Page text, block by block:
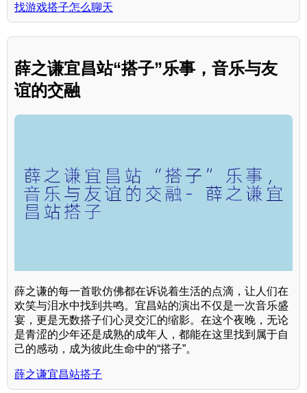
找游戏搭子怎么聊天
薛之谦宜昌站“搭子”乐事，音乐与友
谊的交融
薛之谦的每一首歌仿佛都在诉说着生活的点滴，让人们在
欢笑与泪水中找到共鸣。宜昌站的演出不仅是一次音乐盛
宴，更是无数搭子们心灵交汇的缩影。在这个夜晚，无论
是青涩的少年还是成熟的成年人，都能在这里找到属于自
己的感动，成为彼此生命中的“搭子”。
薛之谦宜昌站搭子